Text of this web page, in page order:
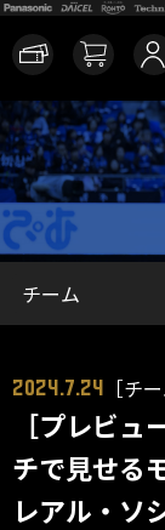
2024.7.24 ［チ
［プレビ
チで見せる
レアル・ソ